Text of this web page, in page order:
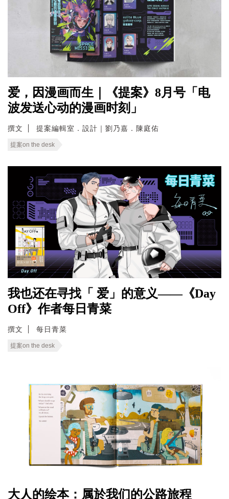
爱，因漫画而生｜《提案》8月号「电
波发送心动的漫画时刻」
撰文 提案編輯室．設計｜劉乃嘉．陳庭佑
提案on the desk
我也还在寻找「 爱」的意义——《Day
Off》作者每日青菜
撰文 每日青菜
提案on the desk
大人的绘本：属於我们的公路旅程